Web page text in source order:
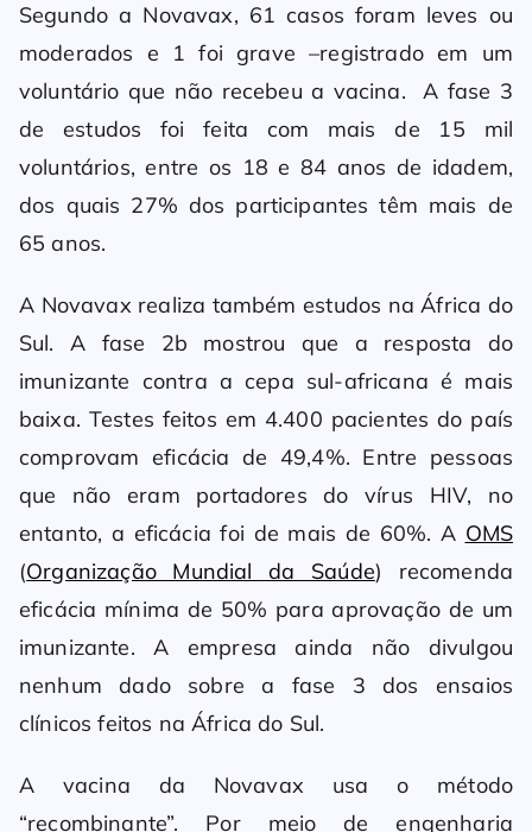
Segundo a Novavax, 61 casos foram leves ou
moderados e 1 foi grave –registrado em um
voluntário que não recebeu a vacina. A fase 3
de estudos foi feita com mais de 15 mil
voluntários, entre os 18 e 84 anos de idadem,
dos quais 27% dos participantes têm mais de
65 anos.
A Novavax realiza também estudos na África do
Sul. A fase 2b mostrou que a resposta do
imunizante contra a cepa sul-africana é mais
baixa. Testes feitos em 4.400 pacientes do país
comprovam eficácia de 49,4%. Entre pessoas
que não eram portadores do vírus HIV, no
entanto, a eficácia foi de mais de 60%. A OMS
(Organização Mundial da Saúde) recomenda
eficácia mínima de 50% para aprovação de um
imunizante. A empresa ainda não divulgou
nenhum dado sobre a fase 3 dos ensaios
clínicos feitos na África do Sul.
A vacina da Novavax usa o método
“recombinante”. Por meio de engenharia